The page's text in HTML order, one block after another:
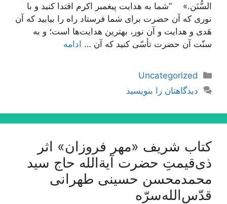
السُّنَن.» ”شما به هدایت پیغمبر اکرم اقتدا کنید و با
نوری که آن حضرت برای شما فرستاد راه را بیابید که آن
هَدی و هدایت و آن نور، بهترین هدایت‌ها است؛ و به
سنّت آن حضرت تأسّی کنید که آن … ادامه
دسته‌ها
Uncategorized
دیدگاهتان را بنویسید
کتاب شریف «مهر فروزان» اثر
ذی‌قیمتِ حضرت آیة‌الله حاج سید
محمدمحسن حسینی طهرانی
قدّس‌الله‌سرّه